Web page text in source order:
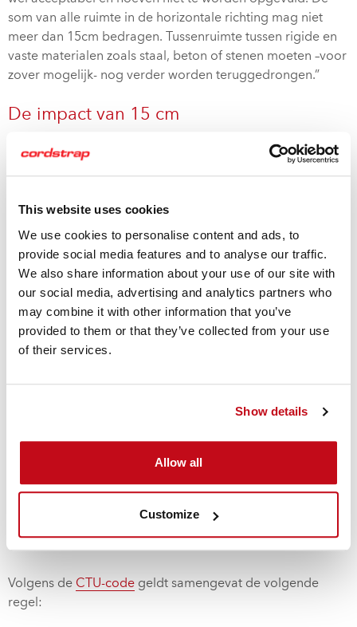
This website uses cookies
We use cookies to personalise content and ads, to
provide social media features and to analyse our traffic.
We also share information about your use of our site with
our social media, advertising and analytics partners who
may combine it with other information that you’ve
provided to them or that they’ve collected from your use
of their services.
Show details
Allow all
Customize
som van alle ruimte in de horizontale richting mag niet
meer dan 15cm bedragen. Tussenruimte tussen rigide en
vaste materialen zoals staal, beton of stenen moeten –voor
zover mogelijk- nog verder worden teruggedrongen.”
De impact van 15 cm
De impact van deze 15cm is groot als we rekening houden
met een massa die wil bewegen tijdens transport. De
geen probleem op. Als je de hamer daarna oppakt en van
een hoogte van 15cm op je duim laat vallen dan doet dit
pijn. Probeer je dan maar eens in te beelden wat er
gebeurt als je de hamer vervangt door een lading van
20.000 kilo in eencontainer. De kracht van de bewegende
massa is dan heel groot.
bestaan tussen de zijwanden en het kopschot (voorkant)
containerdeuren overigens net zo sterk als het kopschot en
mogen deze worden gebruikt om een lading te zekeren.
Het is wel belangrijk dat de lading zo wordt gezekerd dat
containerdeuren.
Volgens de CTU-code geldt samengevat de volgende
regel: